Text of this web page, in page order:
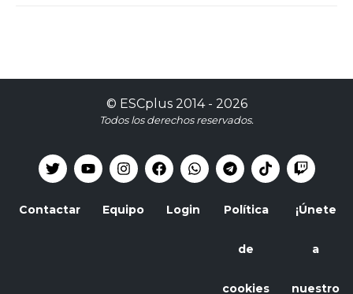
© ESCplus2014 - 2026
Todos los derechos reservados.
Contactar Equipo Login Política
de
cookies
¡Únete
a
nuestro